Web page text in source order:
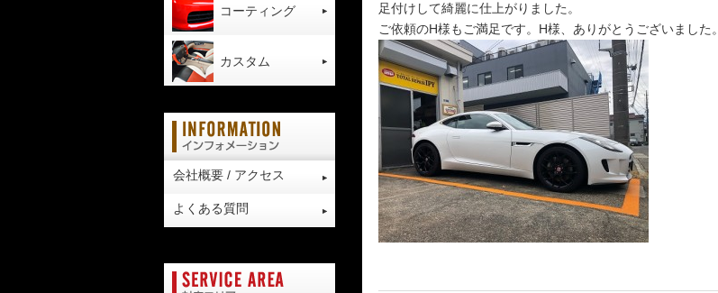
足付けして綺麗に仕上がりました。
ご依頼のH様もご満足です。H様、ありがとうございました。
コーティング
カスタム
会社概要 / アクセス
よくある質問